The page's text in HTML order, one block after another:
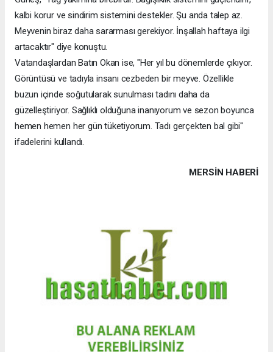
kalbi korur ve sindirim sistemini destekler. Şu anda talep az.
Meyvenin biraz daha sararması gerekiyor. İnşallah haftaya ilgi
artacaktır" diye konuştu.
Vatandaşlardan Batın Okan ise, "Her yıl bu dönemlerde çıkıyor.
Görüntüsü ve tadıyla insanı cezbeden bir meyve. Özellikle
buzun içinde soğutularak sunulması tadını daha da
güzelleştiriyor. Sağlıklı olduğuna inanıyorum ve sezon boyunca
hemen hemen her gün tüketiyorum. Tadı gerçekten bal gibi"
ifadelerini kullandı.
MERSIN HABERİ